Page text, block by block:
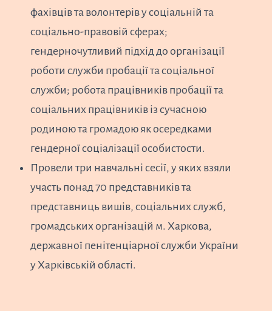
фахівців та волонтерів у соціальній та
соціально-правовій сферах;
гендерночутливий підхід до організації
роботи служби пробації та соціальної
служби; робота працівників пробації та
соціальних працівників із сучасною
родиною та громадою як осередками
гендерної соціалізації особистости.
Провели три навчальні сесії, у яких взяли
участь понад 70 представників та
представниць вишів, соціальних служб,
громадських організацій м. Харкова,
державної пенітенціарної служби України
у Харківській області.